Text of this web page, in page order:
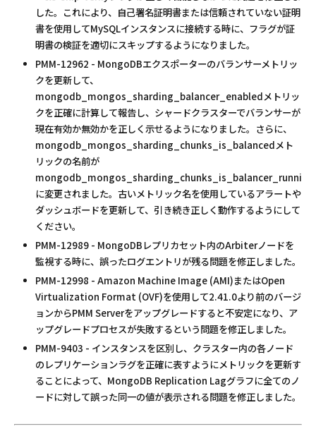
した。これにより、自己署名証明書または信頼されていない証明
書を使用してMySQLインスタンスに接続する時に、フラグが証
明書の検証を適切にスキップするようになりました。
PMM-12962 - MongoDBエクスポーターのバランサーメトリッ
クを更新して、
mongodb_mongos_sharding_balancer_enabledメトリッ
クを正確に計算して報告し、シャードクラスターでバランサーが
現在有効か無効かを正しく示せるようになりました。さらに、
mongodb_mongos_sharding_chunks_is_balancedメト
リックの名前が
mongodb_mongos_sharding_chunks_is_balancer_running
に変更されました。古いメトリック名を使用しているアラートや
ダッシュボードを更新して、引き続き正しく動作するようにして
ください。
PMM-12989 - MongoDBレプリカセット内のArbiterノードを
監視する時に、誤ったログエントリが残る問題を修正しました。
PMM-12998 - Amazon Machine Image (AMI)またはOpen
Virtualization Format (OVF)を使用して2.41.0より前のバージ
ョンからPMM Serverをアップグレードすると不安定になり、ア
ップグレードプロセスが失敗するという問題を修正しました。
PMM-9403 - インスタンスを区別し、クラスター内の各ノード
のレプリケーションラグを正確に表すようにメトリックを更新す
ることによって、MongoDB Replication Lagグラフに全てのノ
ードに対して誤った同一の値が表示される問題を修正しました。